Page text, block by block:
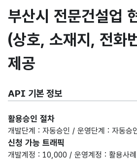
부산시 전문건설업
(상호, 소재지, 전화
제공
API 기본 정보
활용승인 절차
개발단계 : 자동승인 / 운영단계 : 자동승
신청 가능 트래픽
개발계정 : 10,000 / 운영계정 : 활용사